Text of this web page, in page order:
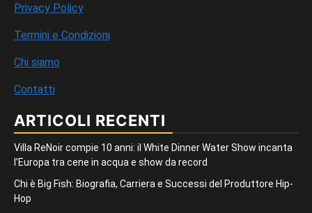
Privacy Policy
Termini e Condizioni
Chi siamo
Contatti
ARTICOLI RECENTI
Villa ReNoir compie 10 anni: il White Dinner Water Show incanta
l’Europa tra cene in acqua e show da record
Chi è Big Fish: Biografia, Carriera e Successi del Produttore Hip-
Hop